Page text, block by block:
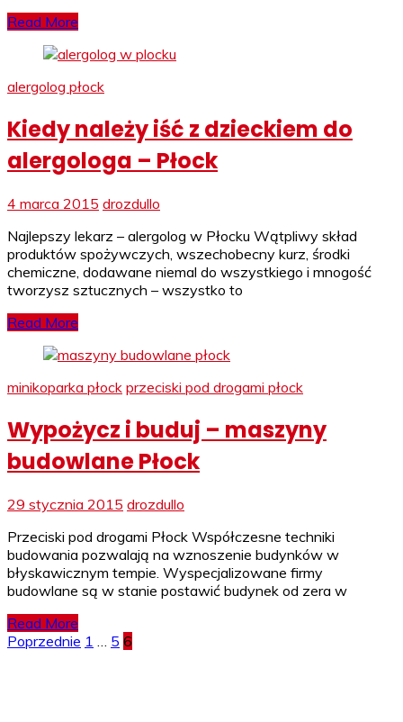
Read More
alergolog płock
Kiedy należy iść z dzieckiem do
alergologa – Płock
4 marca 2015 drozdullo
Najlepszy lekarz – alergolog w Płocku Wątpliwy skład
produktów spożywczych, wszechobecny kurz, środki
chemiczne, dodawane niemal do wszystkiego i mnogość
tworzysz sztucznych – wszystko to
Read More
minikoparka płock przeciski pod drogami płock
Wypożycz i buduj – maszyny
budowlane Płock
29 stycznia 2015 drozdullo
Przeciski pod drogami Płock Współczesne techniki
budowania pozwalają na wznoszenie budynków w
błyskawicznym tempie. Wyspecjalizowane firmy
budowlane są w stanie postawić budynek od zera w
Read More
Stronicowanie
Poprzednie 1 5 6